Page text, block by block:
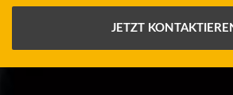
JETZT